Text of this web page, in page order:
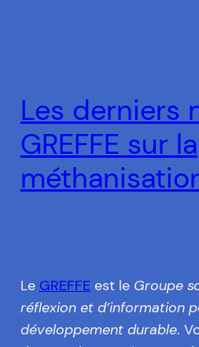
Les derniers
GREFFE sur la
Le GREFFE est le Groupe
réflexion et d’information
développement durable.